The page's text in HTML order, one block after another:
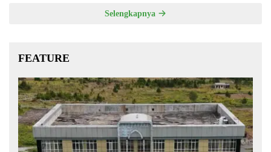
Selengkapnya
FEATURE